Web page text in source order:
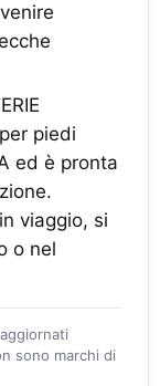
piedi
ed è pronta
viaggio, si
o nel
sono marchi di